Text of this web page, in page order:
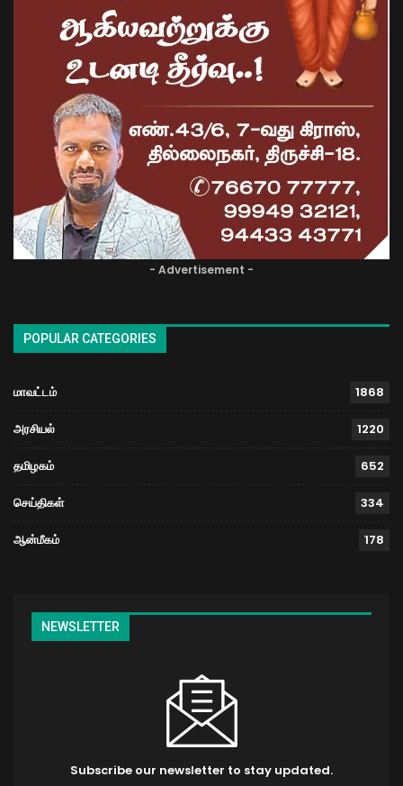
- Advertisement -
POPULAR CATEGORIES
மாவட்டம் 1868
அரசியல் 1220
தமிழகம் 652
செய்திகள் 334
ஆன்மீகம் 178
NEWSLETTER
Subscribe our newsletter to stay updated.